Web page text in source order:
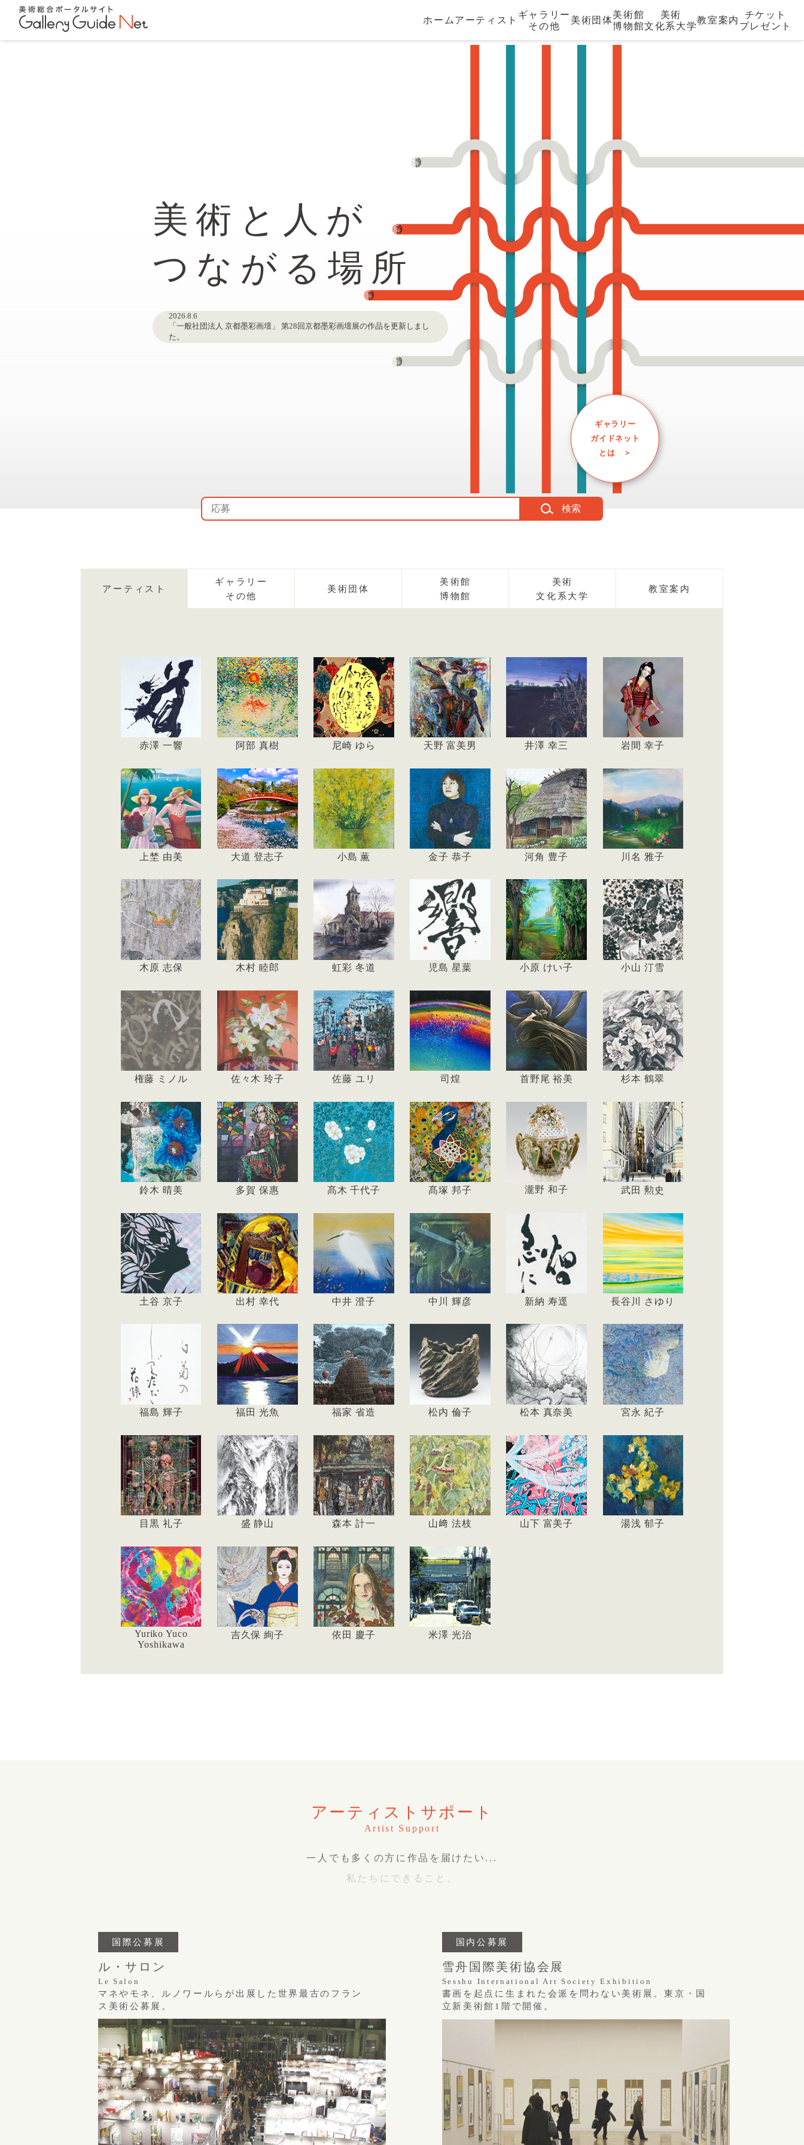
ホーム アーティスト
ギャラリー
その他
美術団体
美術館
博物館
美術
文化系大学
教室案内
チケット
プレゼント
美術と人が
つながる場所
2026.8.5
「大道 登志子」 展覧会情報を更新しました。
「目黒 礼子」 アーティストページを公開しました。
ギャラリー
ガイドネット
とは ＞
検索
アーティスト
ギャラリー
その他
美術団体
美術館
博物館
美術
文化系大学
教室案内
赤澤 一響 阿部 真樹 尼崎 ゆら 天野 富美男 井澤 幸三 岩間 幸子
上埜 由美 大道 登志子 小島 薫 金子 恭子 河角 豊子 川名 雅子
木原 志保 木村 睦郎 虹彩 冬道 児島 星葉 小原 けい子 小山 汀雪
権藤 ミノル 佐々木 玲子 佐藤 ユリ 司煌 首野尾 裕美 杉本 鶴翠
鈴木 晴美 多賀 保惠 髙木 千代子 髙塚 邦子 瀧野 和子 武田 勲史
土谷 京子 出村 幸代 中井 澄子 中川 輝彦 新納 寿逕 長谷川 さゆり
福島 輝子 福田 光魚 福家 省造 松内 倫子 松本 真奈美 宮永 紀子
目黒 礼子 盛 静山 森本 計一 山﨑 法枝 山下 富美子 湯浅 郁子
Yuriko Yuco
Yoshikawa
吉久保 絢子 依田 慶子 米澤 光治
アーティストサポート
Artist Support
一人でも多くの方に作品を届けたい...
国際公募展
ル・サロン
Le Salon
マネやモネ、ルノワールらが出展した世界最古のフラン
ス美術公募展。
国内公募展
雪舟国際美術協会展
Sesshu International Art Society Exhibition
書画を起点に生まれた会派を問わない美術展。東京・国
立新美術館1階で開催。